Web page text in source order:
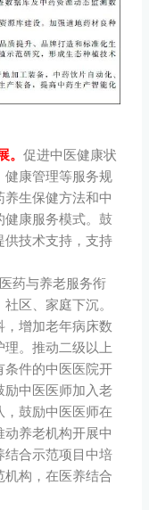
。促进中医健康状
健康管理等服务规
生保健方法和中
健康服务模式。鼓
供技术支持，支持
药与养老服务衔
区、家庭下沉。
增加老年病床数
。推动二级以上
条件的中医医院开
励中医医师加入老
鼓励中医医师在
养老机构开展中
结合示范项目中培
构，在医养结合